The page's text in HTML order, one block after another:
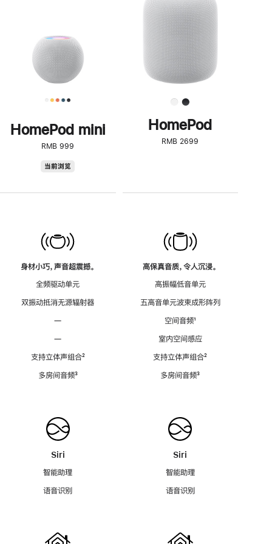
HomePod mini
RMB 999
当前浏览
身材小巧，声音超震撼。
全频驱动单元
双振动抵消无源辐射器
—
—
支持立体声组合脚
²
多房间音频脚
³
Siri
智能助理
语音识别
了
解
HomePod<
HomePod
RMB 2699
高保真音质，令人沉浸。
高振幅低音单元
五高音单元波束成形阵列
空间音频脚
¹
室内空间感应
支持立体声组合脚
²
多房间音频脚
³
Siri
智能助理
语音识别